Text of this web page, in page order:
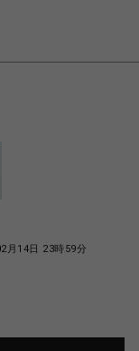
月14日 23時59分